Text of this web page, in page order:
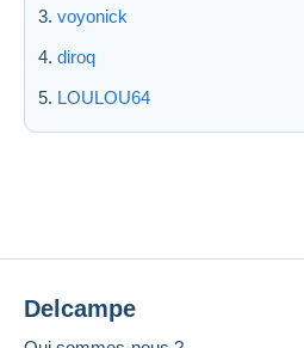
voyonick
diroq
LOULOU64
Delcampe